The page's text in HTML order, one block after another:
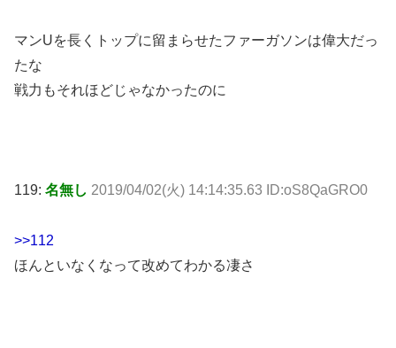
マンUを長くトップに留まらせたファーガソンは偉大だっ
たな
戦力もそれほどじゃなかったのに
119: 名無し 2019/04/02(火) 14:14:35.63 ID:oS8QaGRO0
>>112
ほんといなくなって改めてわかる凄さ